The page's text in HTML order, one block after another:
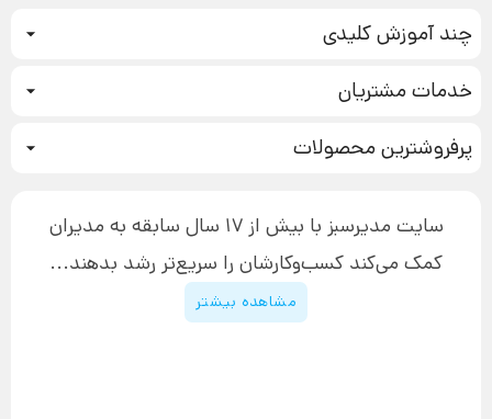
چند آموزش کلیدی
بازاریابی عصبی
تبلیغ نویسی
افزایش عملکرد
چگونه کتاب بنویسیم
دوره اینستاگرام
خدمات مشتریان
آموزش دسترسی به دانلود فایل‌ها
پیگیری سفارش
پشتیبانی
قوانین و مقررات سایت
پرفروشترین محصولاتدوره جدید سیستم سازی
سایت مدیرسبز با بیش از 17 سال سابقه به مدیران
کمک می‌کند کسب‌و‌کارشان را سریع‌تر رشد بدهند...
مشاهده بیشتر